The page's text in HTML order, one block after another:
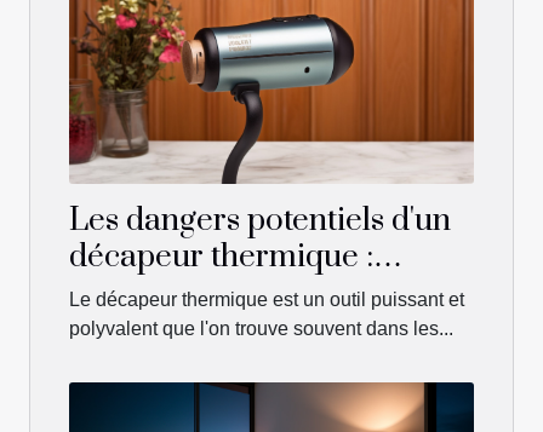
Les dangers potentiels d'un
décapeur thermique :
comment les éviter
Le décapeur thermique est un outil puissant et
polyvalent que l'on trouve souvent dans les...